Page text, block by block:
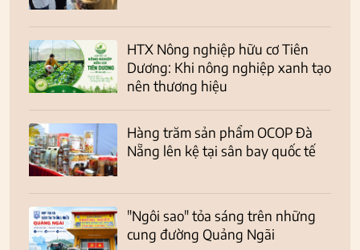
HTX Nông nghiệp hữu cơ Tiên
Dương: Khi nông nghiệp xanh tạo
nên thương hiệu
Hàng trăm sản phẩm OCOP Đà
Nẵng lên kệ tại sân bay quốc tế
"Ngôi sao" tỏa sáng trên những
cung đường Quảng Ngãi